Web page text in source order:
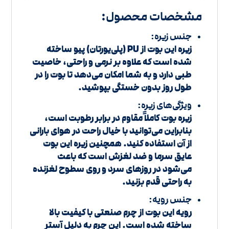
مشخصات محصول:
جنس زیره:
زیره این بوت از PU (پلی‌یورتان) پیو ساخته
شده است که علاوه بر نرمی و راحتی، خاصیت
طبی دارد و به شما امکان می‌دهد تا بوت را در
طول روز بدون خستگی بپوشید.
ویژگی‌های زیره:
زیره بوت کاملاً مقاوم در برابر رطوبت است،
بنابراین می‌توانید با خیال راحت در هوای بارانی
از آن استفاده کنید. همچنین زیره این بوت
عایق سرما و ضد لغزش است که باعث
می‌شود در روزهای سرد و روی سطوح لغزنده
به راحتی قدم بزنید.
جنس رویه:
رویه این بوت از چرم صنعتی با کیفیت بالا
ساخته شده است. این چرم به دلیل آستر